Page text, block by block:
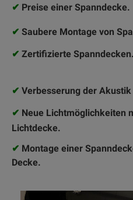
✔ Preise einer Spanndecke.
✔ Saubere Montage von
✔ Zertifizierte Spanndecken.
✔ Verbesserung der
✔ Neue Lichtmöglichkeiten
Lichtdecke.
✔ Montage einer
Decke.